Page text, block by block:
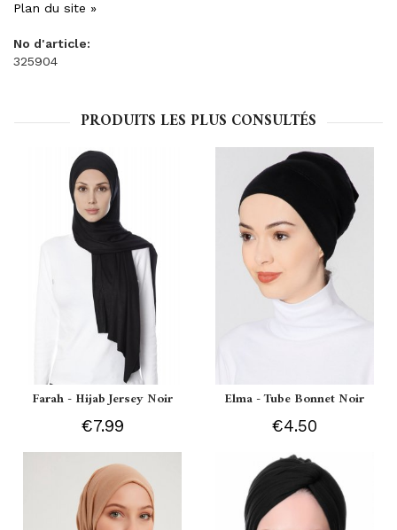
Plan du site »
No d'article:
325904
PRODUITS LES PLUS CONSULTÉS
Farah - Hijab Jersey Noir
€7.99
Elma - Tube Bonnet Noir
€4.50